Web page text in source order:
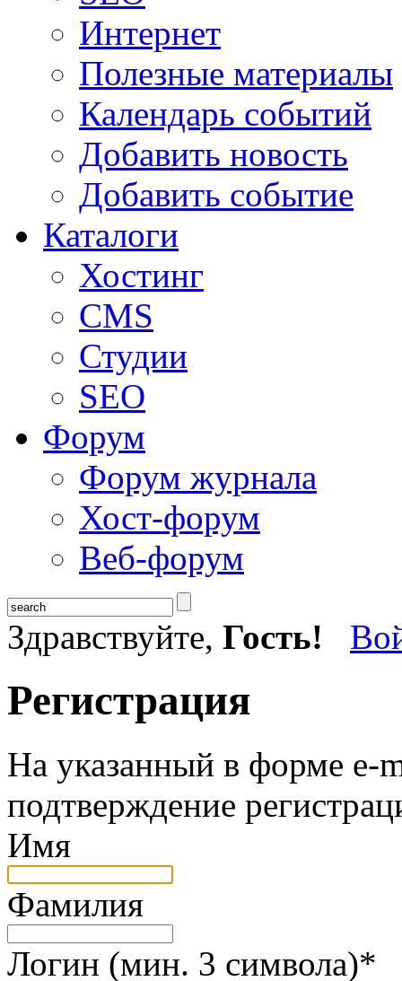
Интернет
Полезные материалы
Календарь событий
Добавить новость
Добавить событие
Каталоги
Хостинг
CMS
Студии
SEO
Форум
Форум журнала
Хост-форум
Веб-форум
Здравствуйте, Гость!
Регистрация
На указанный в форме e-
подтверждение
Имя
Фамилия
Логин (мин. 3 символа)*